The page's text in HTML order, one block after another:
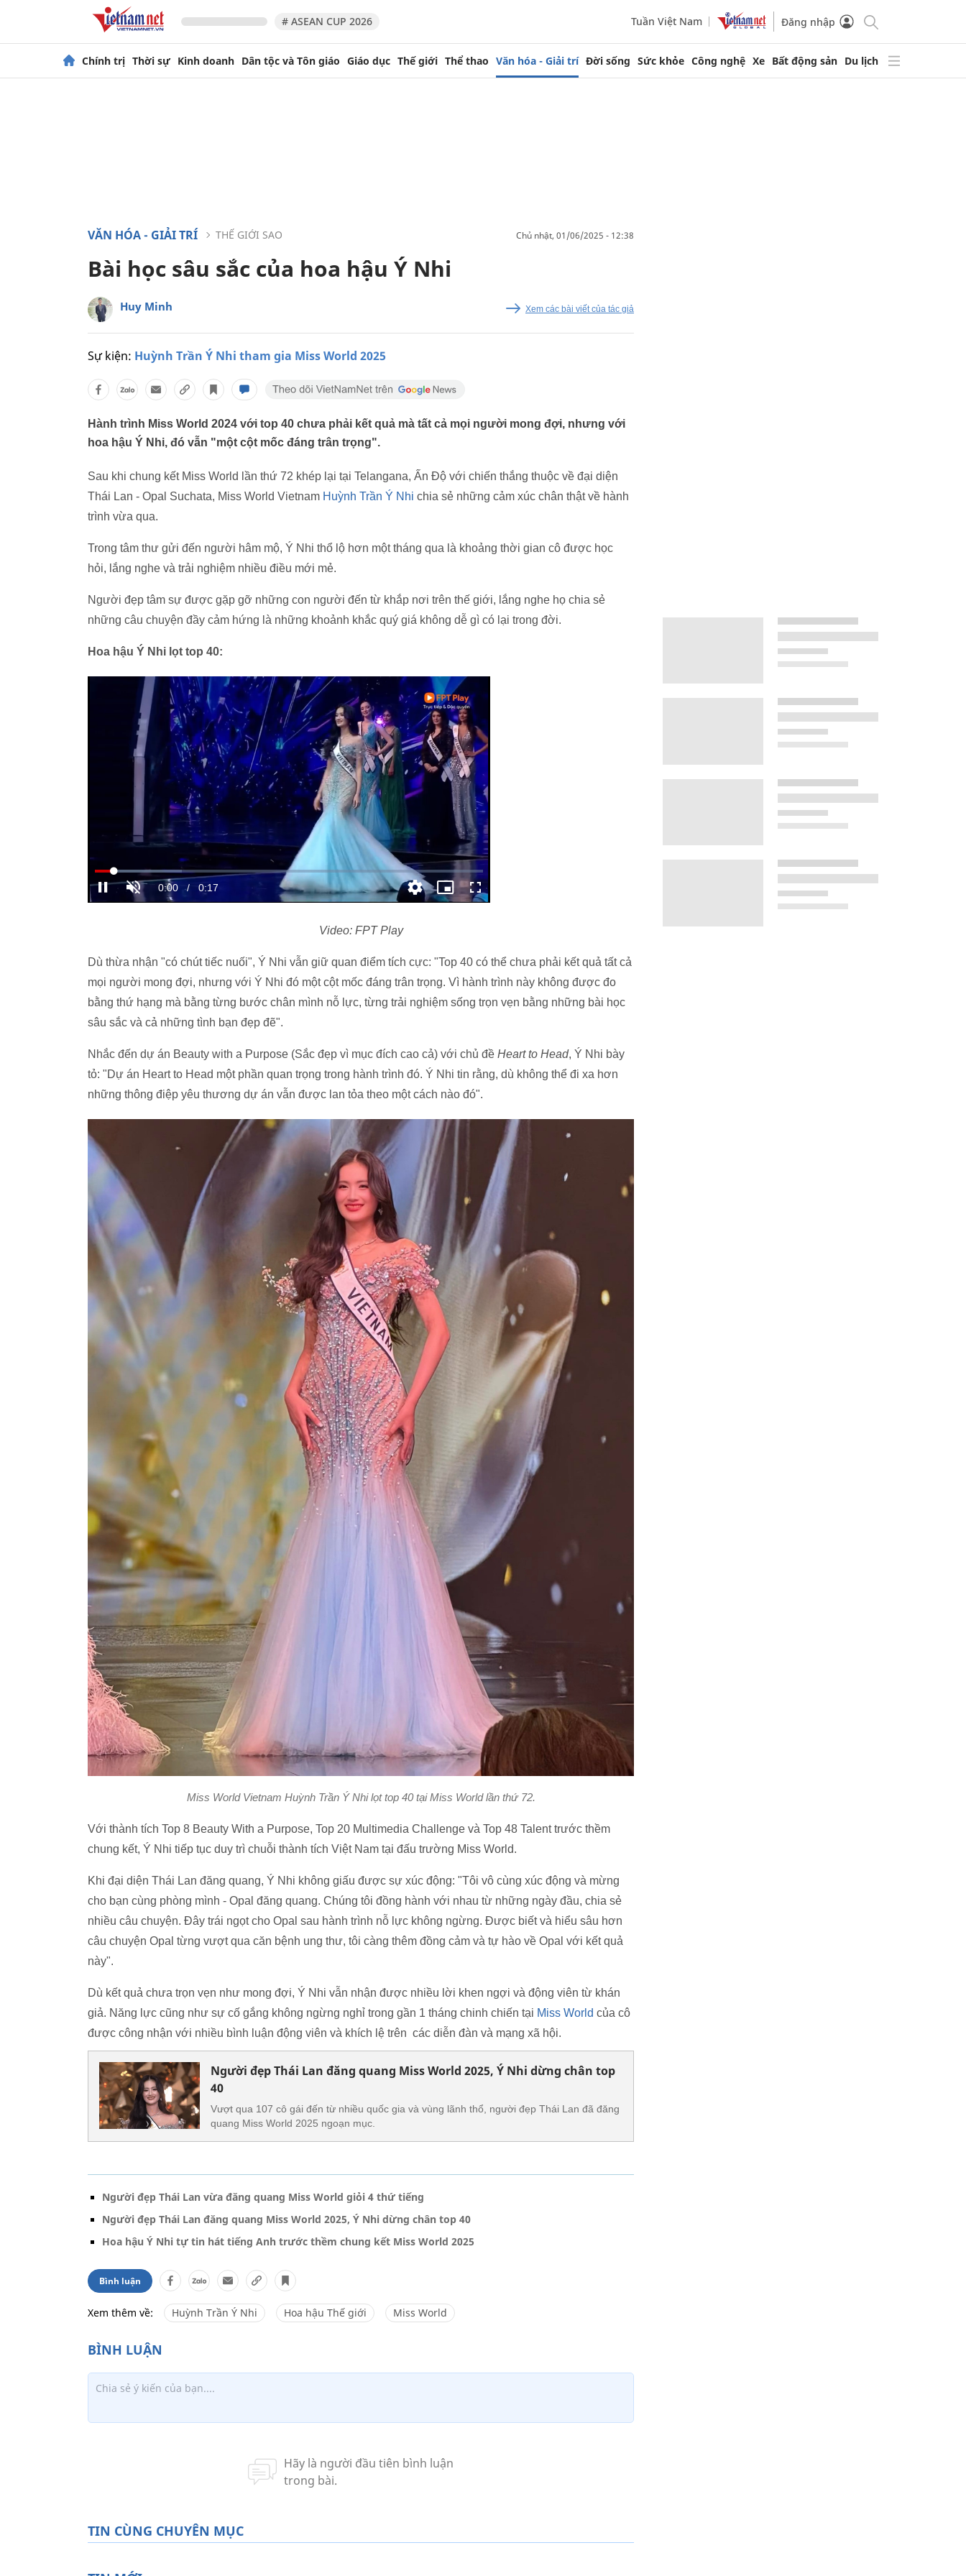
# ASEAN CUP 2026 Tuần Việt Nam Đăng nhập
Chính trị Thời sự Kinh doanh Dân tộc và Tôn giáo Giáo dục Thế giới Thể thao Văn hóa - Giải trí Đời sống Sức khỏe Công nghệ Xe Bất động sản Du lịch
VĂN HÓA - GIẢI TRÍ THẾ GIỚI SAO chủ nhật, 01/06/2025 - 12:38
Bài học sâu sắc của hoa hậu Ý Nhi
Huy Minh Xem các bài viết của tác giả
Sự kiện: Huỳnh Trần Ý Nhi tham gia Miss World 2025
Hành trình Miss World 2024 với top 40 chưa phải kết quả mà tất cả mọi người mong đợi, nhưng với
hoa hậu Ý Nhi, đó vẫn "một cột mốc đáng trân trọng".
Sau khi chung kết Miss World lần thứ 72 khép lại tại Telangana, Ấn Độ với chiến thắng thuộc về đại diện
Thái Lan - Opal Suchata, Miss World Vietnam Huỳnh Trần Ý Nhi chia sẻ những cảm xúc chân thật về hành
trình vừa qua.
Trong tâm thư gửi đến người hâm mộ, Ý Nhi thổ lộ hơn một tháng qua là khoảng thời gian cô được học
hỏi, lắng nghe và trải nghiệm nhiều điều mới mẻ.
Người đẹp tâm sự được gặp gỡ những con người đến từ khắp nơi trên thế giới, lắng nghe họ chia sẻ
những câu chuyện đầy cảm hứng là những khoảnh khắc quý giá không dễ gì có lại trong đời.
Hoa hậu Ý Nhi lọt top 40:
Video: FPT Play
Dù thừa nhận "có chút tiếc nuối", Ý Nhi vẫn giữ quan điểm tích cực: "Top 40 có thể chưa phải kết quả tất cả
mọi người mong đợi, nhưng với Ý Nhi đó một cột mốc đáng trân trọng. Vì hành trình này không được đo
bằng thứ hạng mà bằng từng bước chân mình nỗ lực, từng trải nghiệm sống trọn vẹn bằng những bài học
sâu sắc và cả những tình bạn đẹp đẽ".
Nhắc đến dự án Beauty with a Purpose (Sắc đẹp vì mục đích cao cả) với chủ đề Heart to Head, Ý Nhi bày
tỏ: "Dự án Heart to Head một phần quan trọng trong hành trình đó. Ý Nhi tin rằng, dù không thể đi xa hơn
những thông điệp yêu thương dự án vẫn được lan tỏa theo một cách nào đó".
Miss World Vietnam Huỳnh Trần Ý Nhi lọt top 40 tại Miss World lần thứ 72.
Với thành tích Top 8 Beauty With a Purpose, Top 20 Multimedia Challenge và Top 48 Talent trước thềm
chung kết, Ý Nhi tiếp tục duy trì chuỗi thành tích Việt Nam tại đấu trường Miss World.
Khi đại diện Thái Lan đăng quang, Ý Nhi không giấu được sự xúc động: "Tôi vô cùng xúc động và mừng
cho bạn cùng phòng mình - Opal đăng quang. Chúng tôi đồng hành với nhau từ những ngày đầu, chia sẻ
nhiều câu chuyện. Đây trái ngọt cho Opal sau hành trình nỗ lực không ngừng. Được biết và hiểu sâu hơn
câu chuyện Opal từng vượt qua căn bệnh ung thư, tôi càng thêm đồng cảm và tự hào về Opal với kết quả
này".
Dù kết quả chưa trọn vẹn như mong đợi, Ý Nhi vẫn nhận được nhiều lời khen ngợi và động viên từ khán
giả. Năng lực cũng như sự cố gắng không ngừng nghỉ trong gần 1 tháng chinh chiến tại Miss World của cô
được công nhận với nhiều bình luận động viên và khích lệ trên các diễn đàn và mạng xã hội.
Người đẹp Thái Lan đăng quang Miss World 2025, Ý Nhi dừng chân top
40
Vượt qua 107 cô gái đến từ nhiều quốc gia và vùng lãnh thổ, người đẹp Thái Lan đã đăng
quang Miss World 2025 ngoạn mục.
Người đẹp Thái Lan vừa đăng quang Miss World giỏi 4 thứ tiếng
Người đẹp Thái Lan đăng quang Miss World 2025, Ý Nhi dừng chân top 40
Hoa hậu Ý Nhi tự tin hát tiếng Anh trước thềm chung kết Miss World 2025
Bình luận
Xem thêm về: Huỳnh Trần Ý Nhi Hoa hậu Thế giới Miss World
TIN CÙNG CHUYÊN MỤC